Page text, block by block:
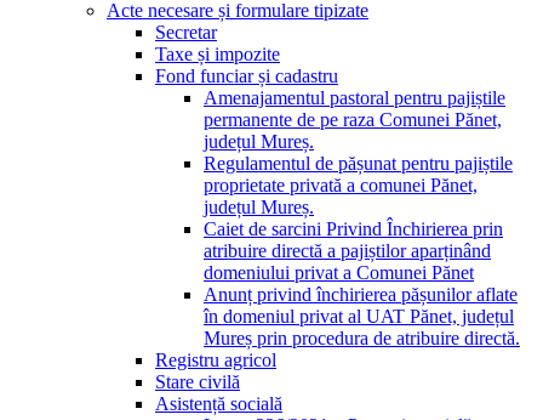
Acte necesare și formulare tipizate
Secretar
Taxe și impozite
Fond funciar și cadastru
Amenajamentul pastoral pentru pajiștile
permanente de pe raza Comunei Pănet,
județul Mureș.
Regulamentul de pășunat pentru pajiștile
proprietate privată a comunei Pănet,
județul Mureș.
Caiet de sarcini Privind Închirierea prin
atribuire directă a pajiștilor aparținând
domeniului privat a Comunei Pănet
Anunț privind închirierea pășunilor aflate
în domeniul privat al UAT Pănet, județul
Mureș prin procedura de atribuire directă.
Registru agricol
Stare civilă
Asistență socială